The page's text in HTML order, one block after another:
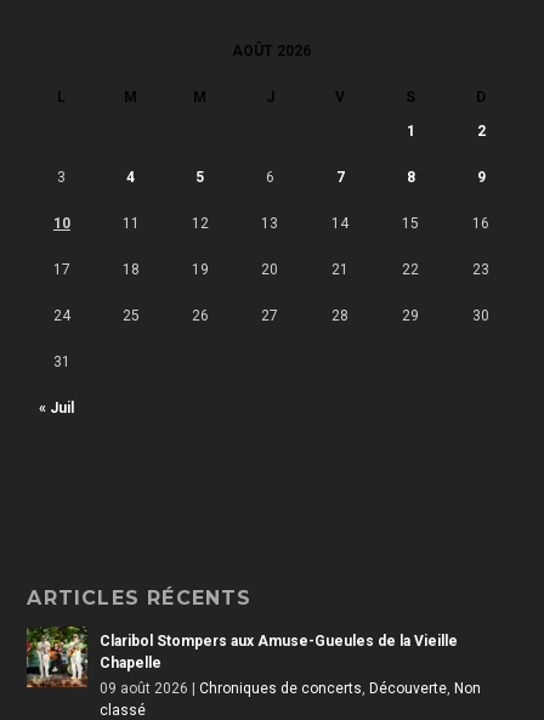
AOÛT 2026
L M M J V S D
« Juil
1 2
3 4 5 6 7 8 9
10 11 12 13 14 15 16
17 18 19 20 21 22 23
24 25 26 27 28 29 30
31
ARTICLES RÉCENTS
Claribol Stompers aux Amuse-Gueules de la Vieille
Chapelle
09 août 2026 |Chroniques de concerts,Découverte,Non
classé